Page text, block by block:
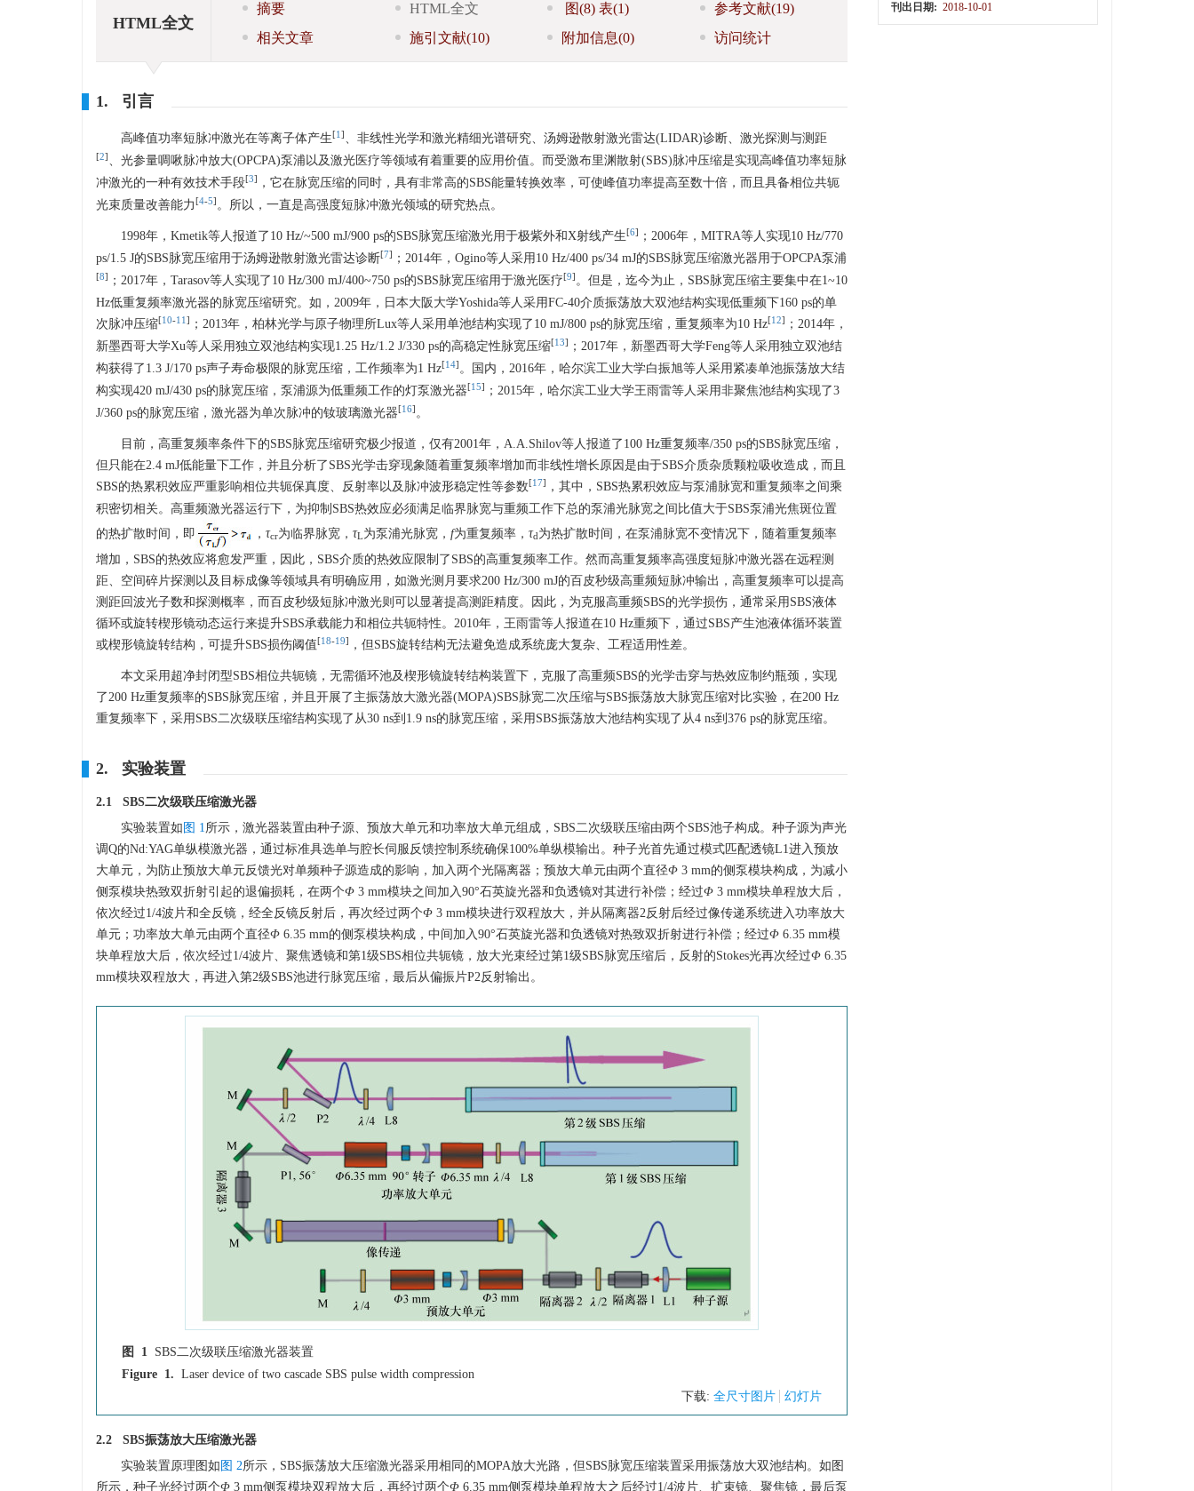
HTML全文
摘要 HTML全文 图(8) 表(1) 参考文献(19)
相关文章
施引文献(10) 附加信息(0) 访问统计
1. 引言
高峰值功率短脉冲激光在等离子体产生[1 ] 、非线性光学和激光精细光谱研究、汤姆逊散射激光雷达(LIDAR)诊断、激光探测与测距
[2] 、光参量啁啾脉冲放大(OPCPA)泵浦以及激光医疗等领域有着重要的应用价值。而受激布里渊散射(SBS)脉冲压缩是实现高峰值功率短脉
冲激光的一种有效技术手段[3]
，它在脉宽压缩的同时，具有非常高的SBS能量转换效率，可使峰值功率提高至数十倍，而且具备相位共轭
光束质量改善能力 [4-5] 。所以，一直是高强度短脉冲激光领域的研究热点。
1998年，Kmetik等人报道了10 Hz/~500 mJ/900 ps的SBS脉宽压缩激光用于极紫外和X射线产生[6]
；2006年，MITRA等人实现10 Hz/770
ps/1.5 J的SBS脉宽压缩用于汤姆逊散射激光雷达诊断[7] ；2014年，Ogino等人采用10 Hz/400 ps/34 mJ的SBS脉宽压缩激光器用于OPCPA泵浦
[8] ；2017年，Tarasov等人实现了10 Hz/300 mJ/400~750 ps的SBS脉宽压缩用于激光医疗[9] 。但是，迄今为止，SBS脉宽压缩主要集中在1~10
Hz低重复频率激光器的脉宽压缩研究。如，2009年，日本大阪大学Yoshida等人采用FC-40介质振荡放大双池结构实现低重频下160 ps的单
次脉冲压缩[10-11 ] ；2013年，柏林光学与原子物理所Lux等人采用单池结构实现了10 mJ/800 ps的脉宽压缩，重复频率为10 Hz[12]
；2014年，
新墨西哥大学Xu等人采用独立双池结构实现1.25 Hz/1.2 J/330 ps的高稳定性脉宽压缩[13]
；2017年，新墨西哥大学Feng等人采用独立双池结
构获得了1.3 J/170 ps声子寿命极限的脉宽压缩，工作频率为1 Hz[14] 。国内，2016年，哈尔滨工业大学白振旭等人采用紧凑单池振荡放大结
构实现420 mJ/430 ps的脉宽压缩，泵浦源为低重频工作的灯泵激光器[15]
；2015年，哈尔滨工业大学王雨雷等人采用非聚焦池结构实现了3
J/360 ps的脉宽压缩，激光器为单次脉冲的钕玻璃激光器[16] 。
目前，高重复频率条件下的SBS脉宽压缩研究极少报道，仅有2001年，A.A.Shilov等人报道了100 Hz重复频率/350 ps的SBS脉宽压缩，
但只能在2.4 mJ低能量下工作，并且分析了SBS光学击穿现象随着重复频率增加而非线性增长原因是由于SBS介质杂质颗粒吸收造成，而且
SBS的热累积效应严重影响相位共轭保真度、反射率以及脉冲波形稳定性等参数[17]
，其中，SBS热累积效应与泵浦脉宽和重复频率之间乘
积密切相关。高重频激光器运行下，为抑制SBS热效应必须满足临界脉宽与重频工作下总的泵浦光脉宽之间比值大于SBS泵浦光焦斑位置
的热扩散时间，即
， τcr为临界脉宽， τL为泵浦光脉宽， f为重复频率， τd为热扩散时间，在泵浦脉宽不变情况下，随着重复频率
增加，SBS的热效应将愈发严重，因此，SBS介质的热效应限制了SBS的高重复频率工作。然而高重复频率高强度短脉冲激光器在远程测
距、空间碎片探测以及目标成像等领域具有明确应用，如激光测月要求200 Hz/300 mJ的百皮秒级高重频短脉冲输出，高重复频率可以提高
测距回波光子数和探测概率，而百皮秒级短脉冲激光则可以显著提高测距精度。因此，为克服高重频SBS的光学损伤，通常采用SBS液体
循环或旋转楔形镜动态运行来提升SBS承载能力和相位共轭特性。2010年，王雨雷等人报道在10 Hz重频下，通过SBS产生池液体循环装置
或楔形镜旋转结构，可提升SBS损伤阈值[18-19] ，但SBS旋转结构无法避免造成系统庞大复杂、工程适用性差。
本文采用超净封闭型SBS相位共轭镜，无需循环池及楔形镜旋转结构装置下，克服了高重频SBS的光学击穿与热效应制约瓶颈，实现
了200 Hz重复频率的SBS脉宽压缩，并且开展了主振荡放大激光器(MOPA)SBS脉宽二次压缩与SBS振荡放大脉宽压缩对比实验，在200 Hz
重复频率下，采用SBS二次级联压缩结构实现了从30 ns到1.9 ns的脉宽压缩，采用SBS振荡放大池结构实现了从4 ns到376 ps的脉宽压缩。
2. 实验装置
2.1 SBS二次级联压缩激光器
实验装置如 图 1所示，激光器装置由种子源、预放大单元和功率放大单元组成，SBS二次级联压缩由两个SBS池子构成。种子源为声光
调Q的Nd:YAG单纵模激光器，通过标准具选单与腔长伺服反馈控制系统确保100%单纵模输出。种子光首先通过模式匹配透镜L1进入预放
大单元，为防止预放大单元反馈光对单频种子源造成的影响，加入两个光隔离器；预放大单元由两个直径Φ 3 mm的侧泵模块构成，为减小
侧泵模块热致双折射引起的退偏损耗，在两个Φ 3 mm模块之间加入90°石英旋光器和负透镜对其进行补偿；经过Φ 3 mm模块单程放大后，
依次经过1/4波片和全反镜，经全反镜反射后，再次经过两个Φ 3 mm模块进行双程放大，并从隔离器2反射后经过像传递系统进入功率放大
单元；功率放大单元由两个直径Φ 6.35 mm的侧泵模块构成，中间加入90°石英旋光器和负透镜对热致双折射进行补偿；经过Φ 6.35 mm模
块单程放大后，依次经过1/4波片、聚焦透镜和第1级SBS相位共轭镜，放大光束经过第1级SBS脉宽压缩后，反射的Stokes光再次经过Φ 6.35
mm模块双程放大，再进入第2级SBS池进行脉宽压缩，最后从偏振片P2反射输出。
图 1 SBS二次级联压缩激光器装置
Figure 1. Laser device of two cascade SBS pulse width compression
下载: 全尺寸图片 幻灯片
2.2 SBS振荡放大压缩激光器
实验装置原理图如 图 2所示，SBS振荡放大压缩激光器采用相同的MOPA放大光路，但SBS脉宽压缩装置采用振荡放大双池结构。如图
所示，种子光经过两个Φ 3 mm侧泵模块双程放大后，再经过两个Φ 6.35 mm侧泵模块单程放大之后经过1/4波片、扩束镜、聚焦镜，最后泵
刊出日期: 2018-10-01